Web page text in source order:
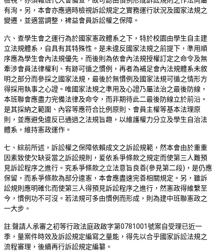
有洵。另，本會亦應適時檢視訴訟規定之實務運行狀況及國家法規之
變遷，並適當調整，裨益會員訴訟權之保障。
六、查學生會之運行為於國家憲政體系之下，特於校園由學生自主建
立法規體系，自具有其特殊性。是未違反國家法規之前提下，準用順
序應為學生會內法規優先，而後則為依會內法規授權訂定之命令及無
牽涉會員法律權利、有跡可循之慣例，再者為補足會內法規體系未敘
明之部分而參採之國家法規，最後於無慣例及國家法規可循之情形方
得採用執事之心證。唯國家法規之準用及心證乃屬法治之最後防線，
本班聯會應盡力完備法律及命令，而非期待此二最後防線立於前沿。
是其採納之範圍、內容等應符合比例原則、會員主權等基本法理原
則，並應避免違反已通過之法規旨趣，以維護權力分立及學生自治法
體系，維持憲政運作。
七、綜前所述，訴訟權之保障依賴成文之訴訟規範，然本會由於重重
因素致使欠缺妥當之訴訟規則，爰依系爭條款之規定而使第三人難預
見訴訟程序之進行。究系爭條款之立法意旨良善(參見第二段)，是仍應
保留，而系爭條款為部分違憲，本會應盡速完善相關規定。另，雖訴
訟規則應明確化而使第三人得預見訴訟程序之進行，然憲政得維繫至
今，慣例功不可沒。若法規可多由慣例而形成，則為建中班聯憲政之
一大步。
註:聲請人承審之初等行政法庭政啟字第0781001號案自受理已近一
季，量案件時效及訴訟規定編寫之量能，得先以合乎國家訴訟法規之
流程審理，後續再行訴訟規定編纂。